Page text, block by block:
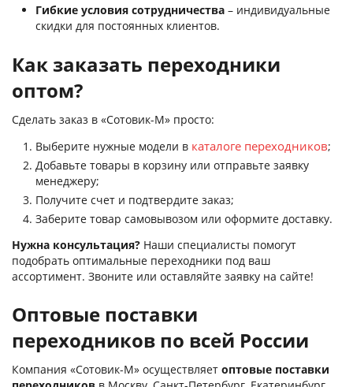
Гибкие условия сотрудничества – индивидуальные
скидки для постоянных клиентов.
Как заказать переходники
оптом?
Сделать заказ в «Сотовик-М» просто:
Выберите нужные модели в каталоге переходников;
Добавьте товары в корзину или отправьте заявку
менеджеру;
Получите счет и подтвердите заказ;
Заберите товар самовывозом или оформите доставку.
Нужна консультация? Наши специалисты помогут
подобрать оптимальные переходники под ваш
ассортимент. Звоните или оставляйте заявку на сайте!
Оптовые поставки
переходников по всей России
Компания «Сотовик-М» осуществляет оптовые поставки